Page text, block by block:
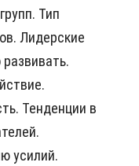
Тип
Лидерские
Тенденции в
усилий.